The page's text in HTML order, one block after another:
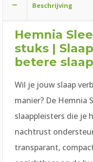
aantal
Beschrijving
Hemnia
stuks |
betere slaap
Wil je jouw slaap
manier? De Hemnia
slaappleisters die je
nachtrust
transparant,